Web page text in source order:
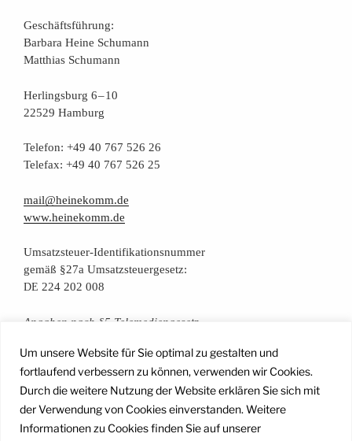
Um unsere Website für Sie optimal zu gestalten und
fortlaufend verbessern zu können, verwenden wir Cookies.
Durch die weitere Nutzung der Website erklären Sie sich mit
der Verwendung von Cookies einverstanden. Weitere
Informationen zu Cookies finden Sie auf unserer
Geschäfts­füh­rung:
Bar­ba­ra Hei­ne Schumann
Mat­thi­as Schumann
Her­lings­burg 6 – 10
22529 Hamburg
Tele­fon: +49 40 767 526 26
Tele­fax: +49 40 767 526 25
mail@heinekomm.de
www.heinekomm.de
Umsatz­steu­er-Iden­ti­fi­ka­ti­ons­num­mer
gemäß §27a Umsatzsteuergesetz:
DE 224 202 008
Anga­ben nach §5 Telemediengesetz
Daten­schutz­er­klä­rung
FacebookInstagramYouTubeMail